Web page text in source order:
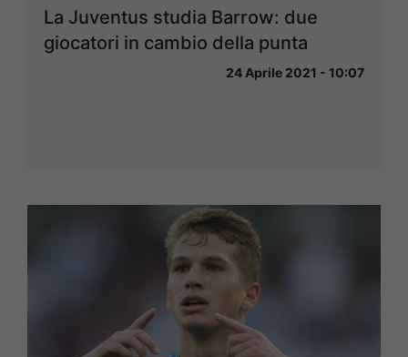
La Juventus studia Barrow: due
giocatori in cambio della punta
24 Aprile 2021 - 10:07